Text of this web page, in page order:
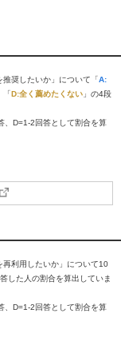
奨したいか」について「A:
「D:全く薦めたくない 」の4段
D=1-2回答として割合を算
再利用したいか」について10
した人の割合を算出していま
D=1-2回答として割合を算